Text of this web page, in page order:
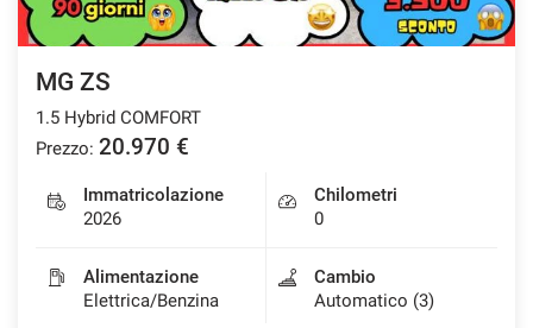
MG ZS
1.5 Hybrid COMFORT
Prezzo: 20.970 €
Immatricolazione
2026
Chilometri
0
Alimentazione
Elettrica/Benzina
Cambio
Automatico (3)
Salva
impostazioni